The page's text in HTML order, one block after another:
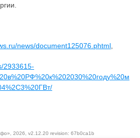
news/document125076.phtml
2933615-
, 2026, v2.12.20 revision: 67b0ca1b